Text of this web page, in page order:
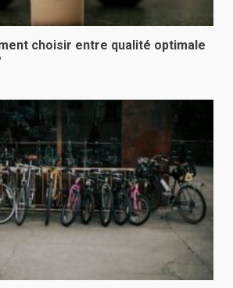
choisir entre qualité optimale